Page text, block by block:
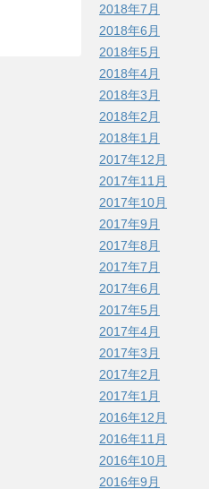
2018年7月
2018年6月
2018年5月
2018年4月
2018年3月
2018年2月
2018年1月
2017年12月
2017年11月
2017年10月
2017年9月
2017年8月
2017年7月
2017年6月
2017年5月
2017年4月
2017年3月
2017年2月
2017年1月
2016年12月
2016年11月
2016年10月
2016年9月